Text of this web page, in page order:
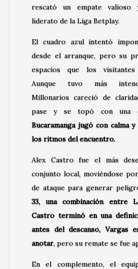
rescató un empate
liderato de la Liga Betplay.
El cuadro azul intentó
desde el arranque, pero su
espacios que los visitantes
Aunque tuvo más
Millonarios careció de
pase y se topó con una
Bucaramanga jugó con calma
los ritmos del encuentro.
Alex Castro fue el más
conjunto local, moviéndose
de ataque para generar
33, una combinación entre
Castro terminó en una
antes del descanso, Vargas
anotar, pero su remate se fue
En el complemento, el